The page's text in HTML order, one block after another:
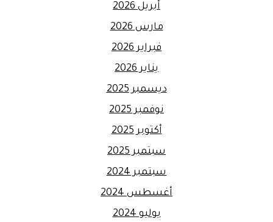
أبريل 2026
مارس 2026
فبراير 2026
يناير 2026
ديسمبر 2025
نوفمبر 2025
أكتوبر 2025
سبتمبر 2025
سبتمبر 2024
أغسطس 2024
يوليو 2024